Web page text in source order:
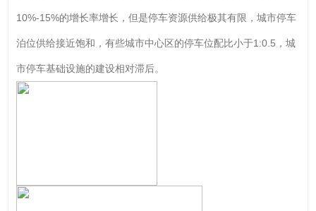
10%-15%的增长率增长，但是停车资源供给极其有限，城市停车
泊位供给接近饱和，有些城市中心区的停车位配比小于1:0.5，城
市停车基础设施的建设相对滞后。